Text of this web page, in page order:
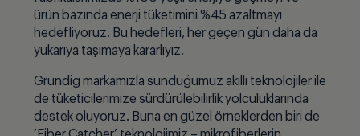
ürün bazında enerji tüketimini %45 azaltmayı
hedefliyoruz. Bu hedefleri, her geçen gün daha da
yukarıya taşımaya kararlıyız.
Grundig markamızla sunduğumuz akıllı teknolojiler ile
de tüketicilerimize sürdürülebilirlik yolculuklarında
destek oluyoruz. Buna en güzel örneklerden biri de